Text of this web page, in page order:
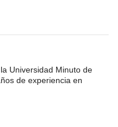
Universidad Minuto de
de experiencia en